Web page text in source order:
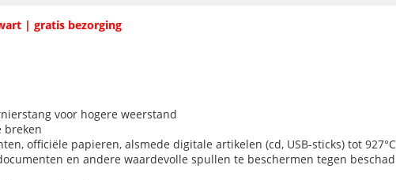
| gratis bezorging
voor hogere weerstand
breken
officiële papieren, alsmede digitale artikelen (cd, USB-sticks) tot 927°C
en andere waardevolle spullen te beschermen tegen